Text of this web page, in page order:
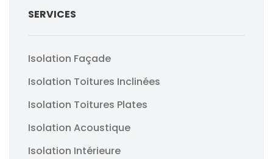
SERVICES
Isolation Façade
Isolation Toitures Inclinées
Isolation Toitures Plates
Isolation Acoustique
Isolation Intérieure